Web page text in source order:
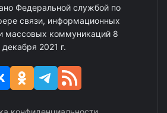
Федеральной службой по
связи, информационных
массовых коммуникаций 8
декабря 2021 г.